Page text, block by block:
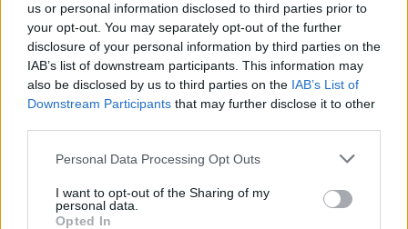
us or personal information disclosed to third parties prior to
your opt-out. You may separately opt-out of the further
disclosure of your personal information by third parties on the
IAB’s list of downstream participants. This information may
also be disclosed by us to third parties on the IAB’s List of
Downstream Participants that may further disclose it to other
Personal Data Processing Opt Outs
I want to opt-out of the Sharing of my
personal data.
Opted In